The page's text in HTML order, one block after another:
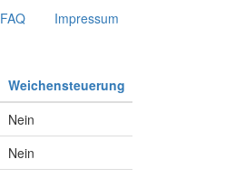
FAQ Impressum
Weichensteuerung
Nein
Nein